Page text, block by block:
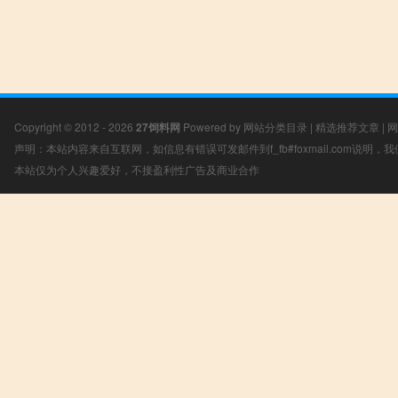
Copyright © 2012 - 2026 27饲料网 Powered by 网站分类目录 | 精选推荐文章 |
声明：本站内容来自互联网，如信息有错误可发邮件到f_fb#foxmail.com说明，
本站仅为个人兴趣爱好，不接盈利性广告及商业合作